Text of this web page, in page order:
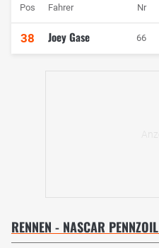
Pos Fahrer Nr
38 Joey Gase 66